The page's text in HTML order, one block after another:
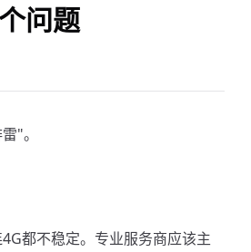
问题
"。
都不稳定。专业服务商应该主